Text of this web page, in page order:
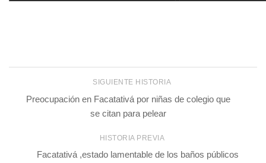
SIGUIENTE HISTORIA
Preocupación en Facatativá por niñas de colegio que
se citan para pelear
HISTORIA PREVIA
Facatativá ,estado lamentable de los baños públicos